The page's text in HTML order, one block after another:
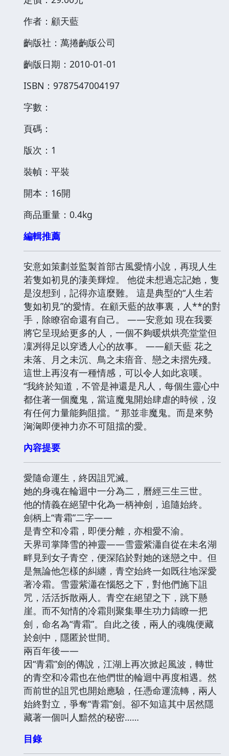
作者：顧天藍
齣版社：萬捲齣版公司
齣版日期：2010-01-01
ISBN：9787547004197
字數：
頁碼：
版次：1
裝幀：平裝
開本：16開
商品重量：0.4kg
編輯推薦
安意如策劃並監製首部古風愛情小說，再現人生
若隻如初見的淒美輝煌。 他從未想過忘記她，隻
是沒想到，記得亦這麼難。 這是典型的“人生若
隻如初見”的愛情。在顧天藍的故事裏，人**的對
手，除瞭宿命還有自己。 ——安意如 現在我要
將它呈現給更多的人，一個不夠暖烘烘亮堂堂但
凜冽得足以穿透人心的故事。 ——顧天藍 花之
未落、月之未沉、鳥之未瘖音、戀之未摺先殘。
這世上再沒有一種情感，可以令人如此哀嘆。
“我終於知道，不管是神還是凡人，每個生靈心中
都住著一個魔鬼，當這魔鬼開始肆虐的時候，沒
有任何力量能夠阻擋。“ 那並非魔鬼。而是來勢
洶洶即便神力亦不可阻擋的愛。
內容提要
愛隨命運生，終因詛咒滅。
她的身魂在輪迴中一分為二，曆經三生三世。
他的情義在絕望中化為一柄神劍，追隨始終。
劍柄上“青霜”二字——
是青空和冷霜，即便分離，亦相愛不渝。
天界司掌降雪的神靈——雪靈紫瀟自從在未名湖
畔見到女子青空，便深陷於對她的迷戀之中。但
是無論他怎樣的糾纏，青空始終一如既往地深愛
著冷霜。雪靈紫瀟在惱怒之下，對他們施下詛
咒，活活拆散兩人。青空在絕望之下，跳下懸
崖。而不知情的冷霜則聚集畢生功力鑄瞭一把
劍，命名為“青霜”。自此之後，兩人的魂魄便藏
於劍中，隱匿於世間。
兩百年後——
因“青霜”劍的傳說，江湖上再次掀起風波，轉世
的青空和冷霜也在他們世的輪迴中再度相遇。然
而前世的詛咒也開始應驗，任憑命運流轉，兩人
始終對立，爭奪“青霜”劍。卻不知這其中居然隱
藏著一個叫人黯然的秘密……
目錄